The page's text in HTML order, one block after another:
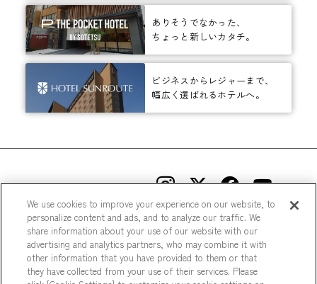
ありそうでなかった、
ちょっと新しいカタチ。
ビジネスからレジャーまで、
幅広く選ばれるホテルへ。
相鉄ホテルズ 公式SNS
© Sotetsu Hotel Management CO., LTD.
We use cookies to improve your experience on our website, to
personalize content and ads, and to analyze our traffic. We
share information about your use of our website with our
advertising and analytics partners, who may combine it with
other information that you have provided to them or that
they have collected from your use of their services. Please